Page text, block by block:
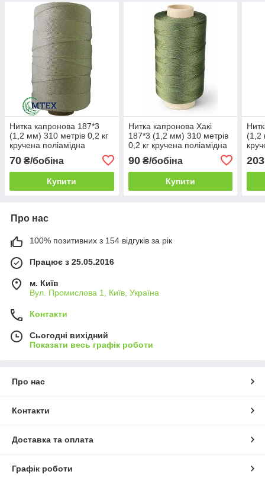
Нитка капронова 187*3
(1,2 мм) 310 метрів 0,2 кг
кручена поліамідна
70 ₴/бобіна
Купити
Нитка капронова Хакі
187*3 (1,2 мм) 310 метрів
0,2 кг кручена поліамідна
90₴/бобіна
Купити
(1,2
203
Про нас
100% позитивних з 154 відгуків за рік
Працює з 25.05.2016
м. Київ
Вул. Промислова 1, Київ, Україна
Контакти
Сьогодні вихідний
Показати весь графік роботи
Про нас
Контакти
Доставка та оплата
Графік роботи